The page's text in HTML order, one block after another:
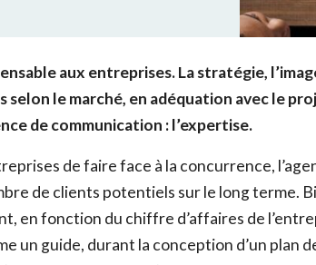
aux entreprises. La stratégie,
le marché, en adéquation avec le
de communication : l’expertise.
de faire face à la concurrence,
de clients potentiels sur le long terme.
en fonction du chiffre d’affaires de
un guide, durant la conception d’un plan